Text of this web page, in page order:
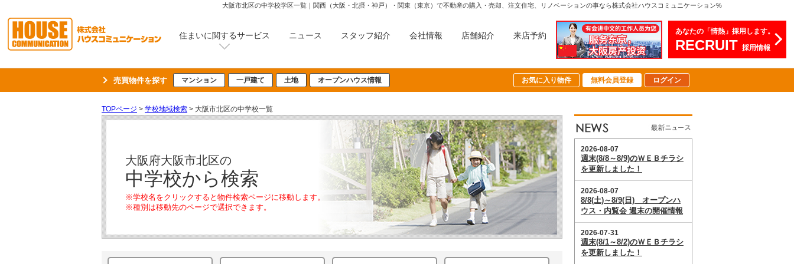
大阪市北区の中学校学区一覧｜関西（大阪・北摂・神戸）・関東（東京）で不動産の購入・売却、注文住宅、リノベーションの事なら株式会社ハウスコミュニケーション%
住まいに関するサービス ニュース スタッフ紹介 会社情報 店舗紹介 来店予約 あなたの「情熱」採用します。
RECRUIT 採用情報
売買物件を探す マンション 一戸建て 土地 オープンハウス情報 お気に入り物件 無料会員登録 ログイン
TOPページ > 学校地域検索 > 大阪市北区の中学校一覧
大阪府大阪市北区の
中学校から検索
※学校名をクリックすると物件検索ページに移動します。
※種別は移動先のページで選択できます。